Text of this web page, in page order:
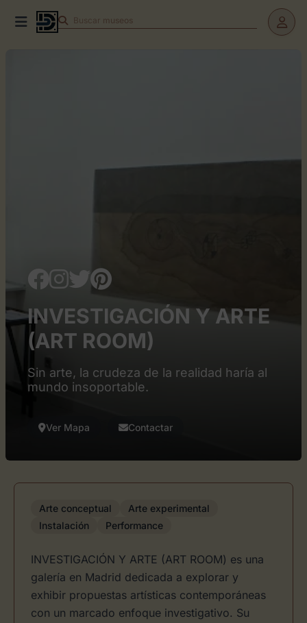
Buscar museos
INVESTIGACIÓN Y ARTE
(ART ROOM)
Sin arte, la crudeza de la realidad haría al
mundo insoportable.
Ver Mapa Contactar
Arte conceptual
Arte experimental
Instalación
Performance
INVESTIGACIÓN Y ARTE (ART ROOM) es una
galería en Madrid dedicada a explorar y
exhibir propuestas artísticas contemporáneas
con un marcado enfoque investigativo. Su